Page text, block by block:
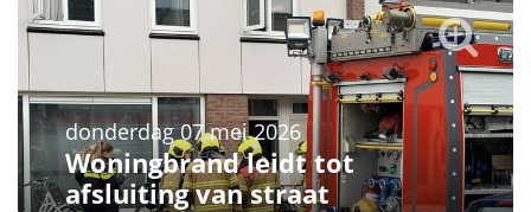
donderdag 07 mei 2026
Woningbrand leidt tot
afsluiting van straat